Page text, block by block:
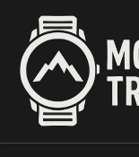
contenu
principal